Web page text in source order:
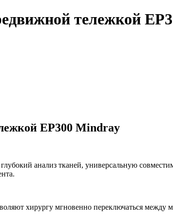
тележкой
EP300 Mindray
анализ тканей, универсальную
хирургу мгновенно переключаться